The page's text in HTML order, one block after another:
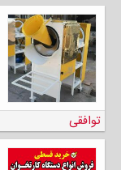
توافقی